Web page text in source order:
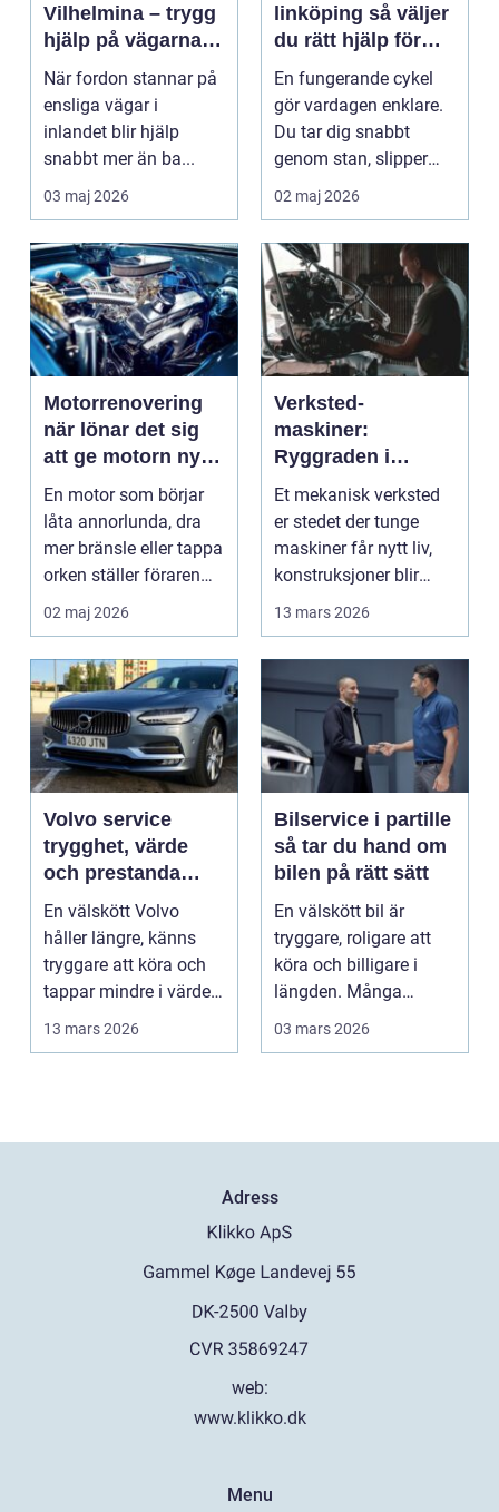
Vilhelmina – trygg
hjälp på vägarna
året runt
När fordon stannar på
ensliga vägar i
inlandet blir hjälp
snabbt mer än ba...
03 maj 2026
linköping så väljer
du rätt hjälp för
din cykel
En fungerande cykel
gör vardagen enklare.
Du tar dig snabbt
genom stan, slipper
köer och får motion ...
02 maj 2026
Motorrenovering
när lönar det sig
att ge motorn nytt
liv?
En motor som börjar
låta annorlunda, dra
mer bränsle eller tappa
orken ställer föraren
inför ett val...
02 maj 2026
Verksted-
maskiner:
Ryggraden i
moderne industri
Et mekanisk verksted
er stedet der tunge
maskiner får nytt liv,
konstruksjoner blir
bygget, og...
13 mars 2026
Volvo service
trygghet, värde
och prestanda
över tid
En välskött Volvo
håller längre, känns
tryggare att köra och
tappar mindre i värde.
Många bilägare v...
13 mars 2026
Bilservice i partille
så tar du hand om
bilen på rätt sätt
En välskött bil är
tryggare, roligare att
köra och billigare i
längden. Många
väntar ändå för länge
03 mars 2026
Adress
web:
www.klikko.dk
Menu